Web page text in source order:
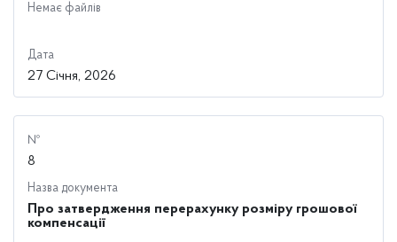
Немає файлів
Дата
27 Січня, 2026
№
8
Назва документа
Про затвердження перерахунку розміру грошової
компенсації